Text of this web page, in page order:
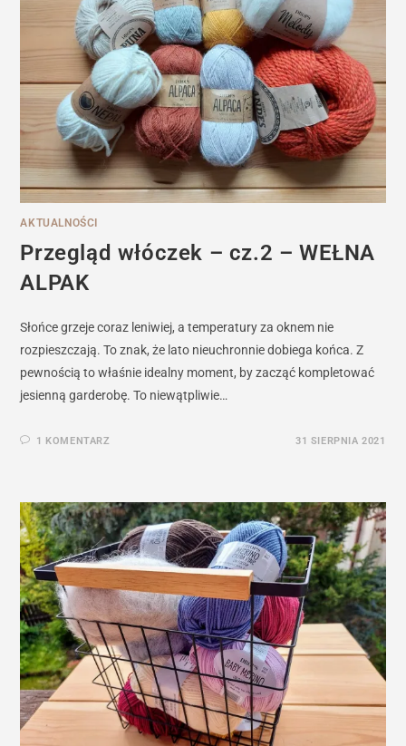
AKTUALNOŚCI
Przegląd włóczek – cz.2 – WEŁNA
ALPAK
Słońce grzeje coraz leniwiej, a temperatury za oknem nie
rozpieszczają. To znak, że lato nieuchronnie dobiega końca. Z
pewnością to właśnie idealny moment, by zacząć kompletować
jesienną garderobę. To niewątpliwie…
1 KOMENTARZ 31 SIERPNIA 2021